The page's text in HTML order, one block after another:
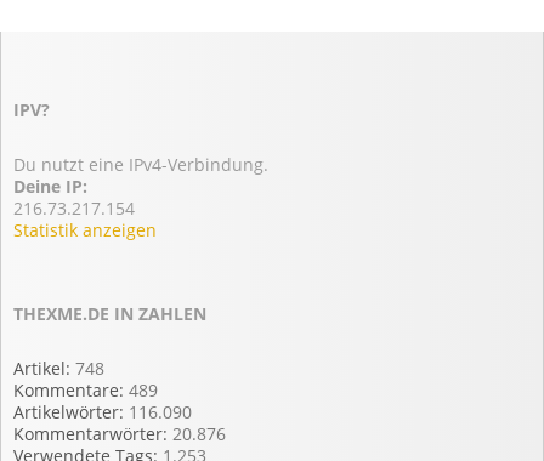
IPV?
Du nutzt eine IPv4-Verbindung.
Deine IP:
216.73.217.154
Statistik anzeigen
THEXME.DE IN ZAHLEN
Artikel: 748
Kommentare: 489
Artikelwörter: 116.090
Kommentarwörter: 20.876
Verwendete Tags: 1.253